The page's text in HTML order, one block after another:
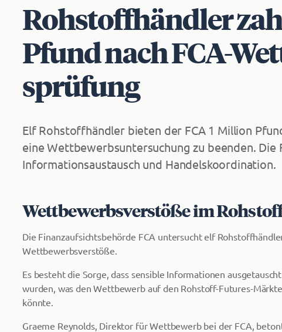
Rohstoffhändler
Pfund nach FCA-
sprü­fung
Elf Rohstoffhändler bieten der FCA 1 Million
eine Wettbewerbsuntersuchung zu beenden. Die
Informationsaustausch und Handelskoordination.
Wett­be­werbs­ver­stö­ße im
Die Finanzaufsichtsbehörde FCA untersucht elf
Wettbewerbsverstöße.
Es besteht die Sorge, dass sensible Informationen
wurden, was den Wettbewerb auf den Rohstoff-Futures-
könnte.
Graeme Reynolds, Direktor für Wettbewerb bei der FCA,